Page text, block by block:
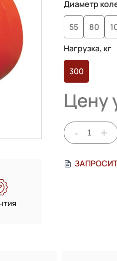
пользователей
Диаметр
55 80
Нагрузка, кг
300
Цену
- +